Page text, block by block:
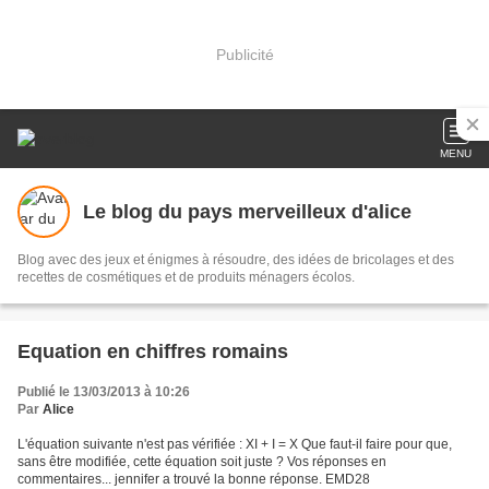
Publicité
MENU
Le blog du pays merveilleux d'alice
Blog avec des jeux et énigmes à résoudre, des idées de bricolages et des
recettes de cosmétiques et de produits ménagers écolos.
Equation en chiffres romains
Publié le 13/03/2013 à 10:26
Par Alice
L'équation suivante n'est pas vérifiée : XI + I = X Que faut-il faire pour que,
sans être modifiée, cette équation soit juste ? Vos réponses en
commentaires... jennifer a trouvé la bonne réponse. EMD28